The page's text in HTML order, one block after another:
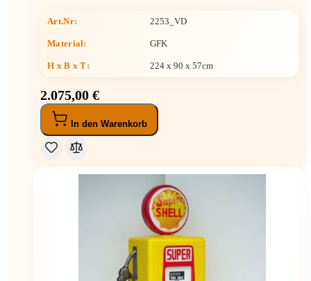
Art.Nr: 2253_VD
Material: GFK
H x B x T: 224 x 90 x 57cm
2.075,00 €
In den Warenkorb